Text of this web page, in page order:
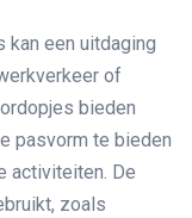
kan een uitdaging
of
bieden
pasvorm te bieden
activiteiten. De
zoals